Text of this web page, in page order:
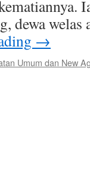
dewa welas
→
Umum dan New